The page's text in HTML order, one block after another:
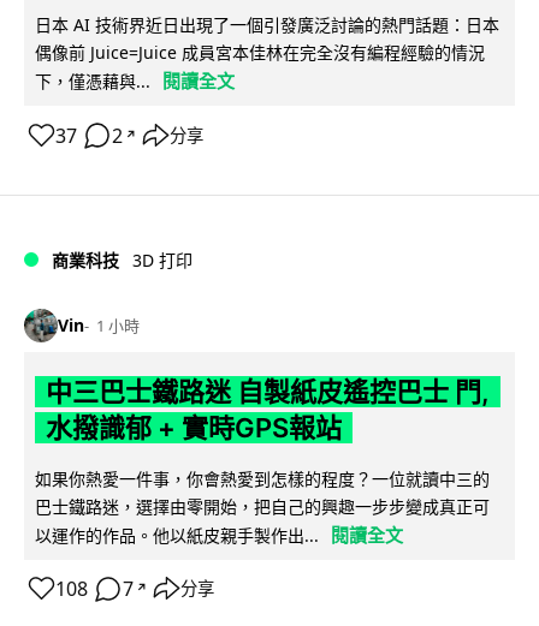
日本 AI 技術界近日出現了一個引發廣泛討論的熱門話題：日本
偶像前 Juice=Juice 成員宮本佳林在完全沒有編程經驗的情況
下，僅憑藉與...
閱讀全文
37 2 ↗ 分享
商業科技 3D 打印
Vin 1 小時
中三巴士鐵路迷 自製紙皮遙控巴士 門,
水撥識郁 + 實時GPS報站
如果你熱愛一件事，你會熱愛到怎樣的程度？一位就讀中三的
巴士鐵路迷，選擇由零開始，把自己的興趣一步步變成真正可
以運作的作品。他以紙皮親手製作出...
閱讀全文
108 7 ↗ 分享